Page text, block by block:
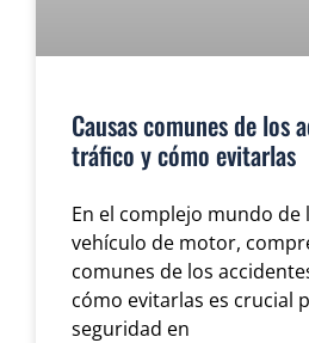
Causas comunes de los
tráfico y cómo evitarlas
En el complejo mundo de
vehículo de motor,
comunes de los
cómo evitarlas es crucial
seguridad en